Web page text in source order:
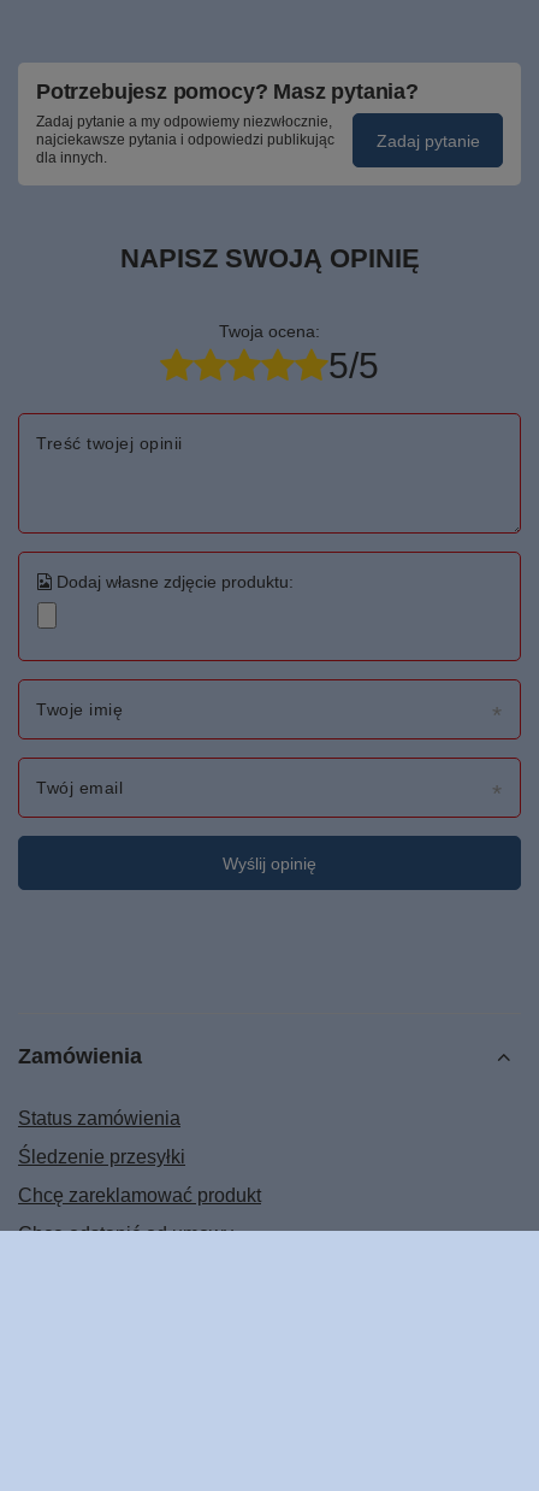
Potrzebujesz pomocy? Masz pytania?
Zadaj pytanie a my odpowiemy niezwłocznie,
najciekawsze pytania i odpowiedzi publikując
dla innych.
Zadaj pytanie
NAPISZ SWOJĄ OPINIĘ
Twoja ocena:
5/5
Treść twojej opinii
Dodaj własne zdjęcie produktu:
Twoje imię
Twój email
Wyślij opinię
Zamówienia
Status zamówienia
Śledzenie przesyłki
Chcę zareklamować produkt
Chcę odstąpić od umowy